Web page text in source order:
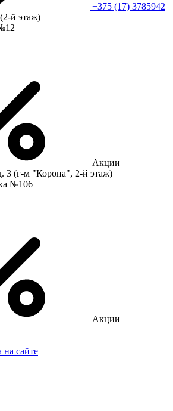
+375 (17) 3785942
й этаж)
Акции
3 (г-м "Корона", 2-й этаж)
№106
Акции
сайте